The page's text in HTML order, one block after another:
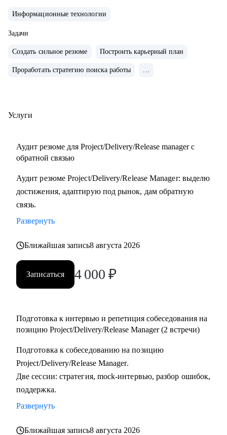
• 2022 — «Поколение Python: курс для начинающих»
• 2021 — Kanban System Design, Professional Scrum Master
• Аудит резюме для Project / Delivery / Release Manager
• Переход в управление из разработки / аналитики /
Кому могу помочь:
усилить резюме, поднять отклики и двигаться к более
сильным компаниям.
• Системным и продуктовым аналитикам, разработчикам и
тестировщикам, которые планируют переход в управление
• Тимлидам и начинающим менеджерам, которым нужен
внешний взгляд на резюме, карьерный трек и точки роста.
• IT-специалистам, которые хотят системно подойти к
карьере, а не просто “стрелять откликами” в разные
Информационные технологии
Задачи
Создать сильное резюме Построить карьерный план
Проработать стратегию поиска работы ...
Услуги
Аудит резюме для Project/Delivery/Release manager с
обратной связью
Аудит резюме Project/Delivery/Release Manager: выделю
достижения, адаптирую под рынок, дам обратную
связь.
Развернуть
Ближайшая запись8 августа 2026
Записаться 4 000 ₽
Подготовка к интервью и репетиция собеседования на
позицию Project/Delivery/Release Manager (2 встречи)
Подготовка к собеседованию на позицию
Project/Delivery/Release Manager.
Две сессии: стратегия, mock-интервью, разбор ошибок,
поддержка.
Развернуть
Ближайшая запись8 августа 2026